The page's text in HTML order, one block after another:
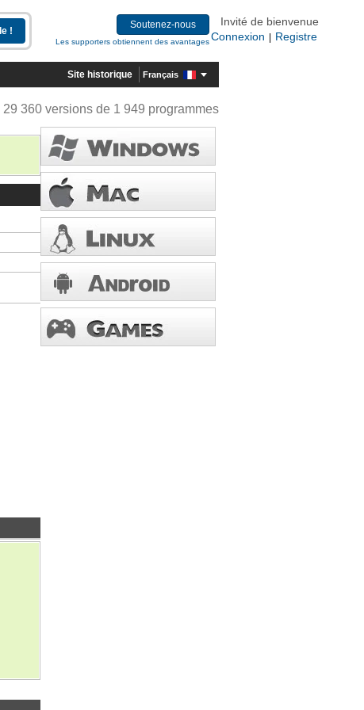
Soutenez-nous
Les supporters obtiennent des avantages
Invité de bienvenue
Connexion
Registre
Site historique Français
29 360 versions de 1 949 programmes